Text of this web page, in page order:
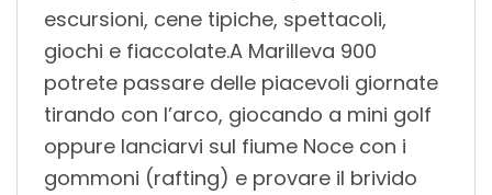
escursioni, cene tipiche, spettacoli,
giochi e fiaccolate.A Marilleva 900
potrete passare delle piacevoli giornate
tirando con l’arco, giocando a mini golf
oppure lanciarvi sul fiume Noce con i
gommoni (rafting) e provare il brivido